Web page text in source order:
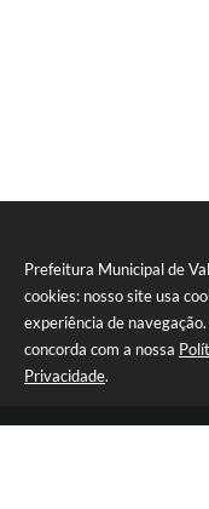
Prefeitura Municipal de
cookies: nosso site usa
experiência de
concorda com a nossa
Privacidade.